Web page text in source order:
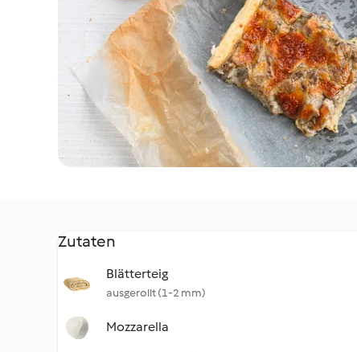
Zutaten
Blätterteig
ausgerollt (1-2 mm)
Mozzarella